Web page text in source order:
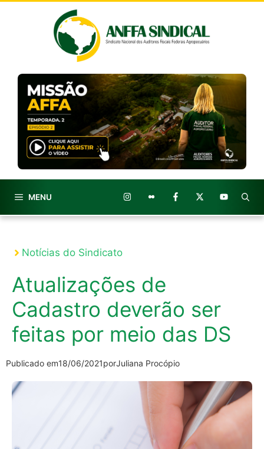
MENU
Notícias do Sindicato
Atualizações de
Cadastro deverão ser
feitas por meio das DS
Publicado em18/06/2021porJuliana Procópio